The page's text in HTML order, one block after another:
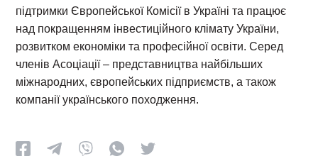
підтримки Європейської Комісії в Україні та працює
над покращенням інвестиційного клімату України,
розвитком економіки та професійної освіти. Серед
членів Асоціації – представництва найбільших
міжнародних, європейських підприємств, а також
компанії українського походження.